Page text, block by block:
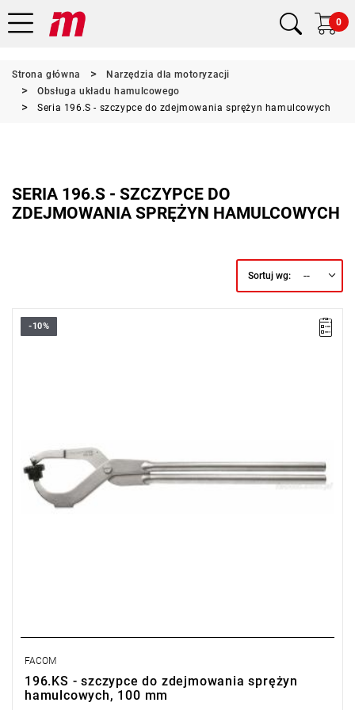
0
Strona główna
Narzędzia dla motoryzacji
Obsługa układu hamulcowego
Seria 196.S - szczypce do zdejmowania sprężyn hamulcowych
SERIA 196.S - SZCZYPCE DO
ZDEJMOWANIA SPRĘŻYN HAMULCOWYCH
Sortuj wg: --
B: 100 mm
-10%
FACOM
196.KS - szczypce do zdejmowania sprężyn
hamulcowych, 100 mm